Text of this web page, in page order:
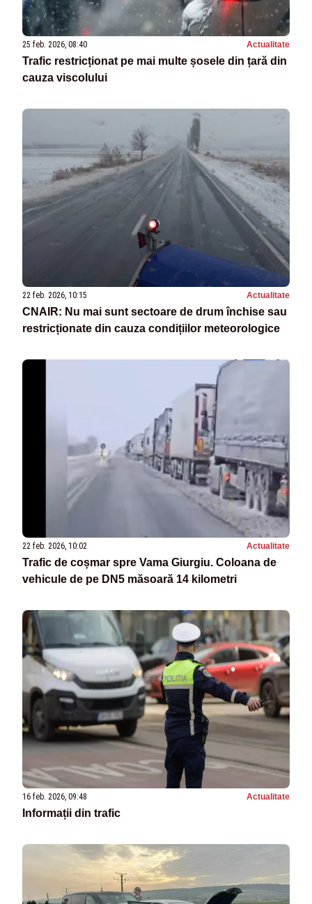
25 feb. 2026, 08:40 Actualitate
Trafic restricționat pe mai multe șosele din țară din
cauza viscolului
22 feb. 2026, 10:15 Actualitate
CNAIR: Nu mai sunt sectoare de drum închise sau
restricționate din cauza condițiilor meteorologice
22 feb. 2026, 10:02 Actualitate
Trafic de coșmar spre Vama Giurgiu. Coloana de
vehicule de pe DN5 măsoară 14 kilometri
16 feb. 2026, 09:48 Actualitate
Informații din trafic